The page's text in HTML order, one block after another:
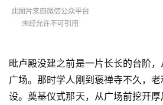
毗卢殿没建之前是一片长长的台阶
广场。那时学人刚到褒禅寺不久，
设。奠基仪式那天，从广场前挖开